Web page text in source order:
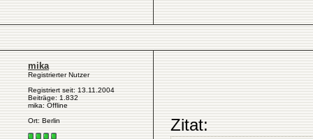
mika
Registrierter Nutzer
Registriert seit: 13.11.2004
Beiträge: 1.832
mika: Offline
Ort: Berlin
Zitat: